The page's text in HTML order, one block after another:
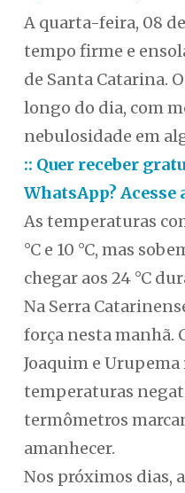
A quarta-feira, 08
tempo firme e
de Santa Catarina.
longo do dia, com
nebulosidade em
:: Quer receber
WhatsApp? Acesse
As temperaturas
°C e 10 °C, mas
chegar aos 24 °C
Na Serra
força nesta manhã.
Joaquim e
temperaturas
termômetros
amanhecer.
Nos próximos dias,